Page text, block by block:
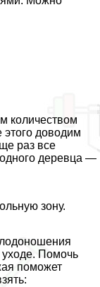
количеством
доводим
раз все
деревца —
зону.
уходе. Помочь
поможет